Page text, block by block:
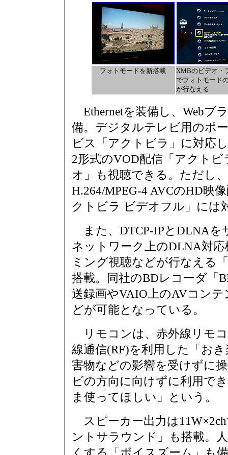
フォトモードを新搭載
XMBのビデオ・
でフォトモード
が行なえる
Ethernetを装備し、Webブ
備。デジタルテレビ用のポ
ビス「アクトビラ」に対応
2形式のVOD配信「アクトビ
オ」も視聴できる。ただし、
H.264/MPEG-4 AVCのHD映
クトビラ ビデオフル」には
また、DTCP-IPとDLNAを
ネットワーク上のDLNA対
ミング視聴などが行なえる
搭載。同社のBDレコーダ「
送録画やVAIO上のAVコン
どが可能となっている。
リモコンは、赤外線リモ
線通信(RF)を利用した「お
害物などの影響を受けずに
ビの方向に向けずに利用で
ま使ってほしい」という。
スピーカー出力は
ントサラウンド」も搭載。